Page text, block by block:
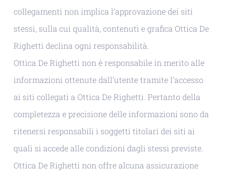
collegamenti non implica l’approvazione dei siti
stessi, sulla cui qualità, contenuti e grafica Ottica De
Righetti declina ogni responsabilità.
Ottica De Righetti non è responsabile in merito alle
informazioni ottenute dall’utente tramite l’accesso
ai siti collegati a Ottica De Righetti. Pertanto della
completezza e precisione delle informazioni sono da
ritenersi responsabili i soggetti titolari dei siti ai
quali si accede alle condizioni dagli stessi previste.
Ottica De Righetti non offre alcuna assicurazione